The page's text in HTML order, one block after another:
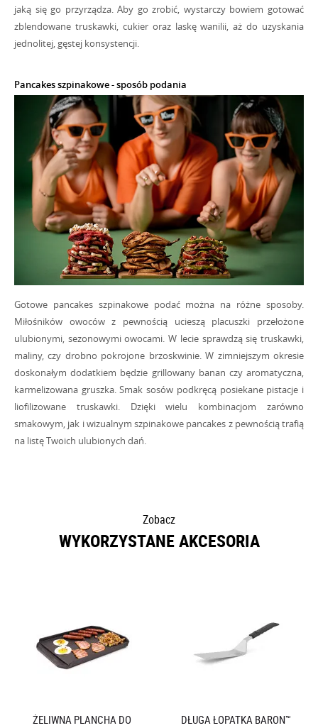
jaką się go przyrządza. Aby go zrobić, wystarczy bowiem gotować
zblendowane truskawki, cukier oraz laskę wanilii, aż do uzyskania
jednolitej, gęstej konsystencji.
Pancakes szpinakowe - sposób podania
Gotowe pancakes szpinakowe podać można na różne sposoby.
Miłośników owoców z pewnością ucieszą placuszki przełożone
ulubionymi, sezonowymi owocami. W lecie sprawdzą się truskawki,
maliny, czy drobno pokrojone brzoskwinie. W zimniejszym okresie
doskonałym dodatkiem będzie grillowany banan czy aromatyczna,
karmelizowana gruszka. Smak sosów podkręcą posiekane pistacje i
liofilizowane truskawki. Dzięki wielu kombinacjom zarówno
smakowym, jak i wizualnym szpinakowe pancakes z pewnością trafią
na listę Twoich ulubionych dań.
Zobacz
WYKORZYSTANE AKCESORIA
ŻELIWNA PLANCHA DO
Lubisz wysmażone steki? Pozwól nam zebrać ciasteczka
abyśmy mogli dopasować treści do Twoich potrzeb.
Godzisz się na to, kontynuując przeglądanie strony.
Przejdź do ustawień
Zgadzam się